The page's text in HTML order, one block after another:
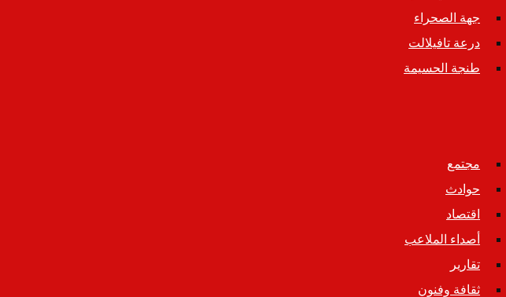
جهة الصحراء
درعة تافيلالت
طنجة الحسيمة
مجتمع
حوادث
اقتصاد
أصداء الملاعب
تقارير
ثقافة وفنون